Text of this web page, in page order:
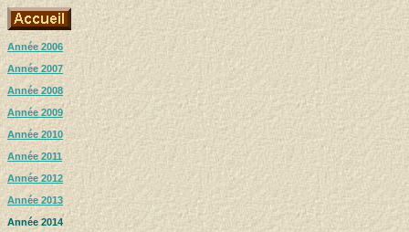
Année 2006
Année 2007
Année 2008
Année 2009
Année 2010
Année 2011
Année 2012
Année 2013
Année 2014